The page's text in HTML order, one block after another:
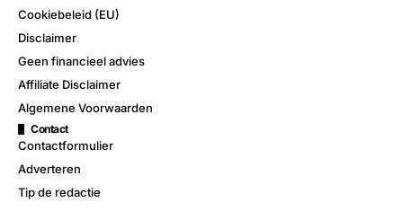
Cookiebeleid (EU)
Disclaimer
Geen financieel advies
Affiliate Disclaimer
Algemene Voorwaarden
Contact
Contactformulier
Adverteren
Tip de redactie